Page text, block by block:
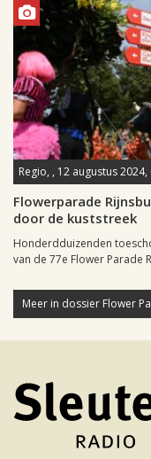
Regio, , 12 augustus 2024,
Flowerparade
door de kuststreek
Honderdduizenden
van de 77e Flower Parade
Meer in dossier Flower